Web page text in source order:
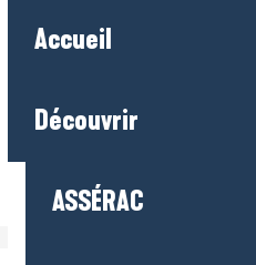
Accueil
Découvrir
ASSÉRAC